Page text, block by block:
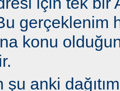
gerçeklenim
konu
şu anki